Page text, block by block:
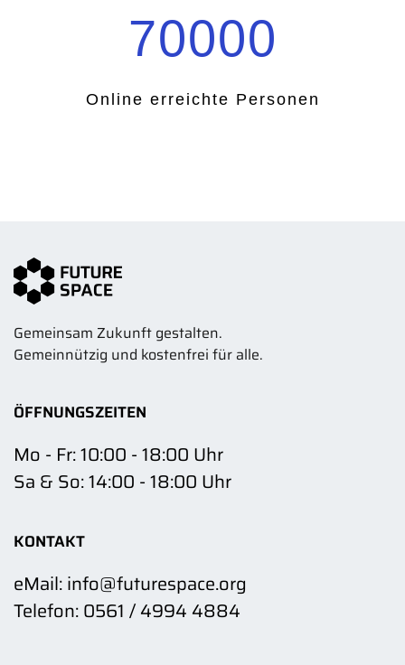
70000
Online erreichte Personen
Gemeinsam Zukunft gestalten.
Gemeinnützig und kostenfrei für alle.
ÖFFNUNGSZEITEN
Mo - Fr: 10:00 - 18:00 Uhr
Sa & So: 14:00 - 18:00 Uhr
KONTAKT
eMail: info@futurespace.org
Telefon: 0561 / 4994 4884